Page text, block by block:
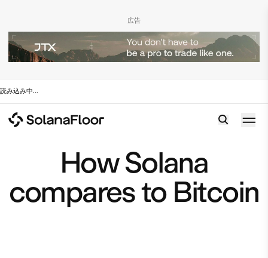
広告
読み込み中...
How Solana
compares to Bitcoin